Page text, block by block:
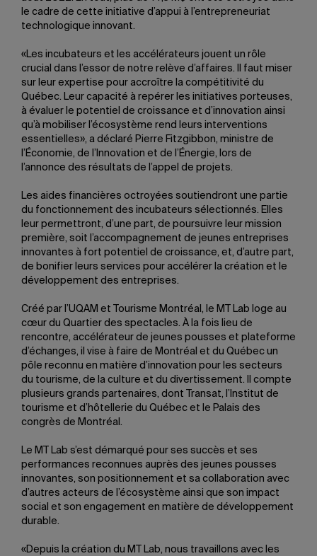
le cadre de cette initiative d’appui à l’entrepreneuriat
technologique innovant.
«Les incubateurs et les accélérateurs jouent un rôle
crucial dans l’essor de notre relève d’affaires. Il faut miser
sur leur expertise pour accroître la compétitivité du
Québec. Leur capacité à repérer les initiatives porteuses,
à évaluer le potentiel de croissance et d’innovation ainsi
qu’à mobiliser l’écosystème rend leurs interventions
essentielles», a déclaré Pierre Fitzgibbon, ministre de
l’Économie, de l’Innovation et de l’Énergie, lors de
l’annonce des résultats de l’appel de projets.
Les aides financières octroyées soutiendront une partie
du fonctionnement des incubateurs sélectionnés. Elles
leur permettront, d’une part, de poursuivre leur mission
première, soit l’accompagnement de jeunes entreprises
innovantes à fort potentiel de croissance, et, d’autre part,
de bonifier leurs services pour accélérer la création et le
développement des entreprises.
Créé par l’UQAM et Tourisme Montréal, le MT Lab loge au
cœur du Quartier des spectacles. À la fois lieu de
rencontre, accélérateur de jeunes pousses et plateforme
d’échanges, il vise à faire de Montréal et du Québec un
pôle reconnu en matière d’innovation pour les secteurs
du tourisme, de la culture et du divertissement. Il compte
plusieurs grands partenaires, dont Transat, l’Institut de
tourisme et d’hôtellerie du Québec et le Palais des
congrès de Montréal.
Le MT Lab s’est démarqué pour ses succès et ses
performances reconnues auprès des jeunes pousses
innovantes, son positionnement et sa collaboration avec
d’autres acteurs de l’écosystème ainsi que son impact
social et son engagement en matière de développement
durable.
«Depuis la création du MT Lab, nous travaillons avec les